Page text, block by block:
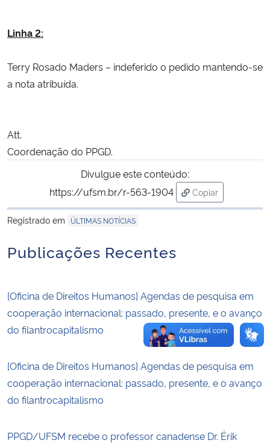
Controladoria-Geral da União
Ministério da Mulher, da Família e dos Direitos Humanos
Secretaria de Governo
Advocacia-Geral da União
Banco Central do Brasil
Planalto
Linha 2:
Terry Rosado Maders – indeferido o pedido mantendo-se
a nota atribuída.
Att.
Coordenação do PPGD.
Divulgue este conteúdo:
https://ufsm.br/r-563-1904
Copiar
para área de
Registrado em
ÚLTIMAS NOTÍCIAS
Publicações Recentes
[Oficina de Direitos Humanos] Agendas de pesquisa em
cooperação internacional: passado, presente, e o avanço
do filantrocapitalismo
[Oficina de Direitos Humanos] Agendas de pesquisa em
cooperação internacional: passado, presente, e o avanço
do filantrocapitalismo
PPGD/UFSM recebe o professor canadense Dr. Érik